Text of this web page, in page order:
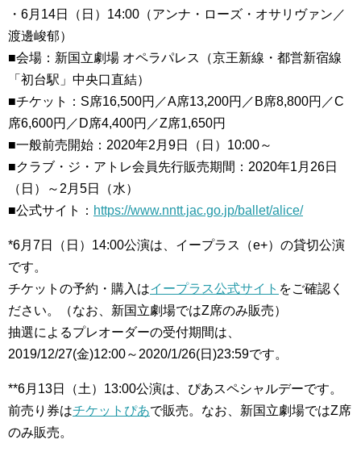
・6月14日（日）14:00（アンナ・ローズ・オサリヴァン／
渡邊峻郁）
■会場：新国立劇場 オペラパレス（京王新線・都営新宿線
「初台駅」中央口直結）
■チケット：S席16,500円／A席13,200円／B席8,800円／C
席6,600円／D席4,400円／Z席1,650円
■一般前売開始：2020年2月9日（日）10:00～
■クラブ・ジ・アトレ会員先行販売期間：2020年1月26日
（日）～2月5日（水）
■公式サイト： https://www.nntt.jac.go.jp/ballet/alice/
*6月7日（日）14:00公演は、イープラス（e+）の貸切公演
です。
チケットの予約・購入はイープラス公式サイト をご確認く
ださい。（なお、新国立劇場ではZ席のみ販売）
抽選によるプレオーダーの受付期間は、
2019/12/27(金)12:00～2020/1/26(日)23:59です。
**6月13日（土）13:00公演は、ぴあスペシャルデーです。
前売り券はチケットぴあで販売。なお、新国立劇場ではZ席
のみ販売。